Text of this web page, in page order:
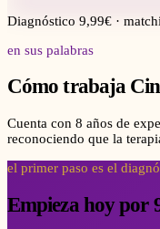
Diagnóstico 9,99€ ·
en sus palabras
Cómo trabaja
Cuenta con 8 años de
reconociendo que la
el primer paso es el
Empieza hoy por